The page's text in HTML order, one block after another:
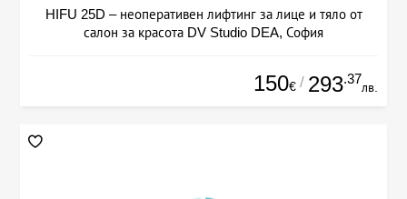
HIFU 25D – неоперативен лифтинг за лице и тяло от
салон за красота DV Studio DEA, София
150€ / 293.37
лв.